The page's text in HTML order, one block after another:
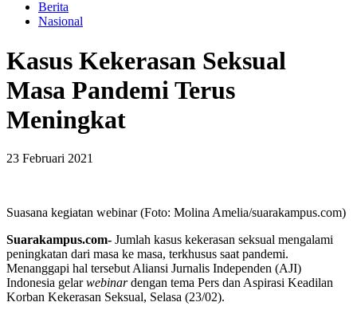
Berita
Nasional
Kasus Kekerasan Seksual
Masa Pandemi Terus
Meningkat
23 Februari 2021
Suasana kegiatan webinar (Foto: Molina Amelia/suarakampus.com)
Suarakampus.com- Jumlah kasus kekerasan seksual mengalami
peningkatan dari masa ke masa, terkhusus saat pandemi.
Menanggapi hal tersebut Aliansi Jurnalis Independen (AJI)
Indonesia gelarwebinardengan tema Pers dan Aspirasi Keadilan
Korban Kekerasan Seksual, Selasa (23/02).